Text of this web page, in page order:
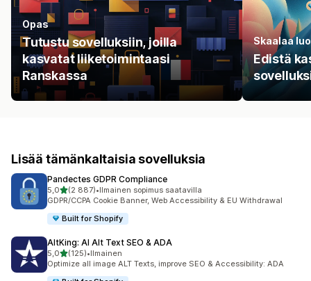
Opas
Tutustu sovelluksiin, joilla
kasvatat liiketoimintaasi
Ranskassa
Skaalaa
Edistä
Lisää tämänkaltaisia sovelluksia
Pandectes GDPR Compliance
5,0/ 5 tähteä
(2 887)
2887 arvostelua yhteensä
•Ilmainen sopimus saatavilla
GDPR/CCPA Cookie Banner, Web Accessibility & EU Withdrawal
Built for Shopify
AltKing: AI Alt Text SEO & ADA
5,0/ 5 tähteä
(125)
125 arvostelua yhteensä
•Ilmainen
Optimize all image ALT Texts, improve SEO & Accessibility: ADA